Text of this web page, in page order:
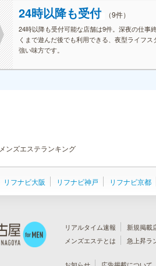
24時以降も受付 （9件）
24時以降も受付可能な店舗は9件。深夜の仕事
くまで遊んだ後でも利用できる、夜型ライフス
強い味方です。
メンズエステランキング
リフナビ大阪 リフナビ神戸 リフナビ京都
リアルタイム速報 新規掲載
メンズエステとは
急上昇ラ